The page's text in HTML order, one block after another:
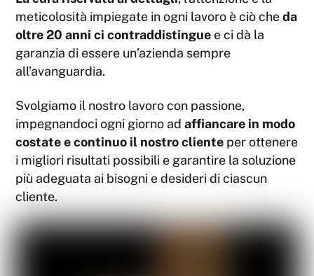
meticolosità impiegate in ogni lavoro è ciò cheda
oltre 20 anni ci contraddistingue e ci dà la
garanzia di essere un’azienda sempre
all’avanguardia.
Svolgiamo il nostro lavoro con passione,
impegnandoci ogni giorno adaffiancare in modo
costate e continuo il nostro cliente per ottenere
i migliori risultati possibili e garantire la soluzione
più adeguata ai bisogni e desideri di ciascun
cliente.